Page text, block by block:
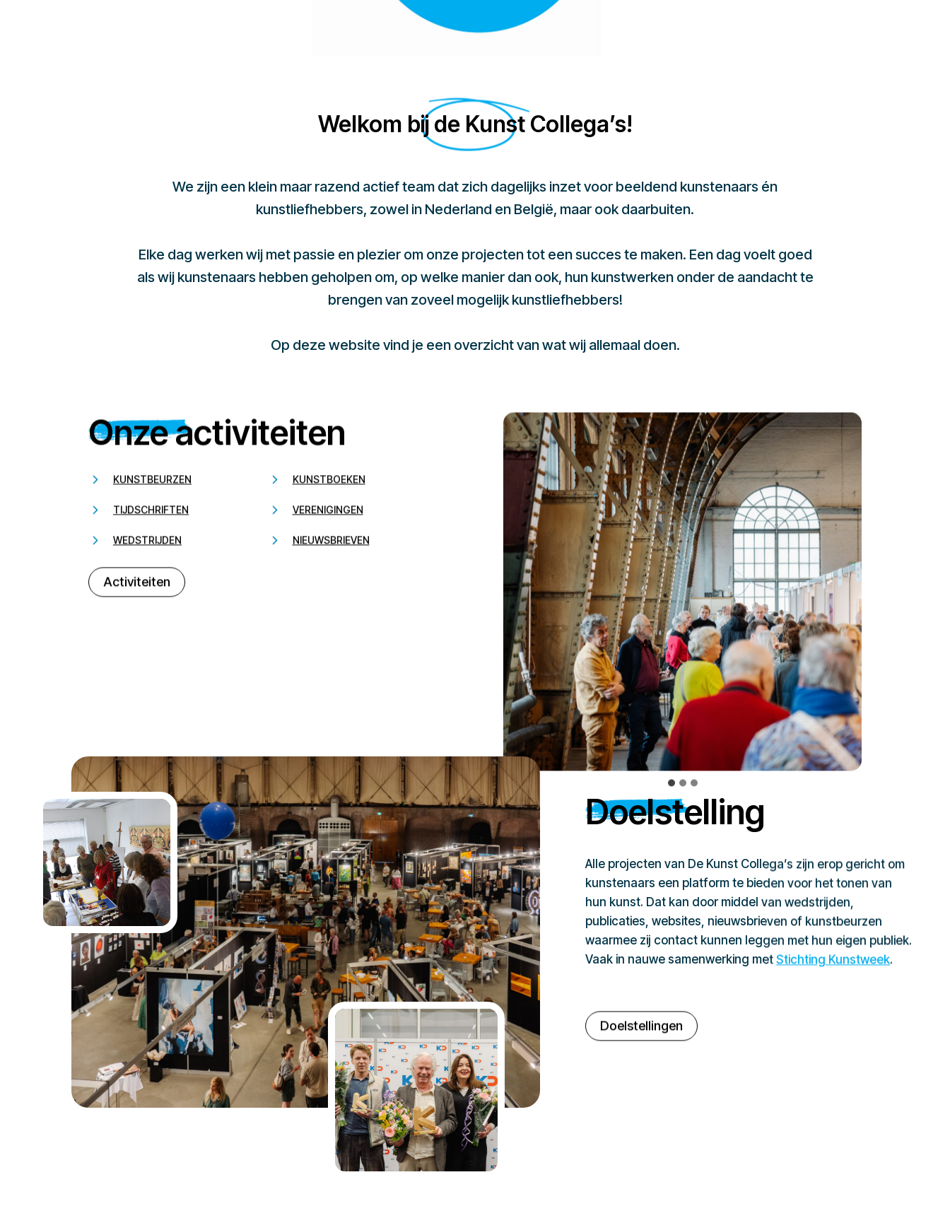
Welkom bij de Kunst Collega’s!
We zijn een klein maar razend actief team dat zich dagelijks inzet voor beeldend kunstenaars én
kunstliefhebbers, zowel in Nederland en België, maar ook daarbuiten.
Elke dag werken wij met passie en plezier om onze projecten tot een succes te maken. Een dag voelt goed
als wij kunstenaars hebben geholpen om, op welke manier dan ook, hun kunstwerken onder de aandacht te
brengen van zoveel mogelijk kunstliefhebbers!
Op deze website vind je een overzicht van wat wij allemaal doen.
Onze activiteiten
KUNSTBEURZEN KUNSTBOEKEN
TIJDSCHRIFTEN VERENIGINGEN
WEDSTRIJDEN NIEUWSBRIEVEN
Activiteiten
Doelstelling
Alle projecten van De Kunst Collega’s zijn erop gericht om
kunstenaars een platform te bieden voor het tonen van
hun kunst. Dat kan door middel van wedstrijden,
publicaties, websites, nieuwsbrieven of kunstbeurzen
waarmee zij contact kunnen leggen met hun eigen publiek.
Vaak in nauwe samenwerking metStichting Kunstweek.
Doelstellingen